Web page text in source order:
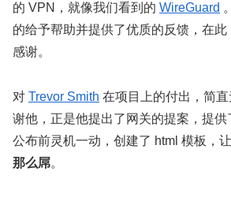
的 VPN，就像我们看到的 WireGuard
的给予帮助并提供了优质的反馈，在
感谢。
对 Trevor Smith 在项目上的付出，简
谢他，正是他提出了网关的提案，提
公布前灵机一动，创建了 html 模板，
那么屌。